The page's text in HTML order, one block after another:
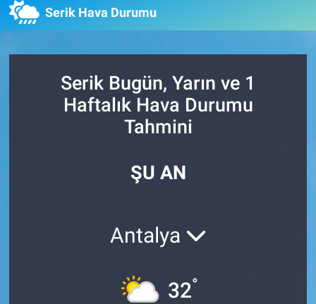
Serik Hava Durumu
Serik Bugün, Yarın ve 1
Haftalık Hava Durumu
Tahmini
ŞU AN
Antalya
32°
Dünya
Alış-Veriş/İş dünyası
Röportaj
Son Dakika Haberleri